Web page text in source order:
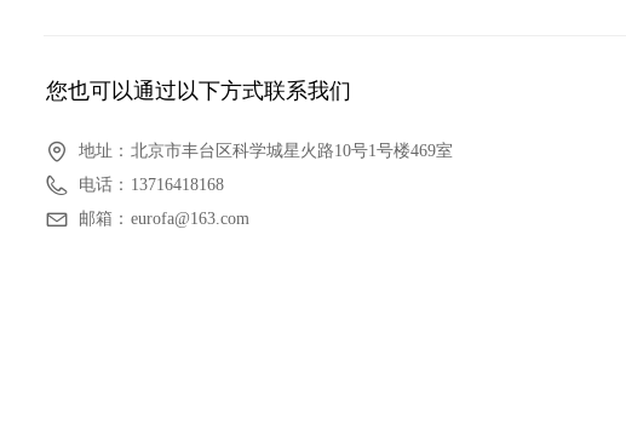
您也可以通过以下方式联系我们
地址： 北京市丰台区科学城星火路10号1号楼469室
电话： 13716418168
邮箱： eurofa@163.com